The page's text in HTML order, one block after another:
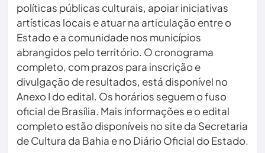
políticas públicas culturais, apoiar iniciativas
artísticas locais e atuar na articulação entre o
Estado e a comunidade nos municípios
abrangidos pelo território. O cronograma
completo, com prazos para inscrição e
divulgação de resultados, está disponível no
Anexo I do edital. Os horários seguem o fuso
oficial de Brasília. Mais informações e o edital
completo estão disponíveis no site da Secretaria
de Cultura da Bahia e no Diário Oficial do Estado.